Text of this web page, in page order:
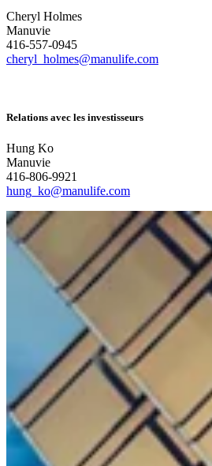
Cheryl Holmes
Manuvie
416-557-0945
cheryl_holmes@manulife.com
Relations avec les investisseurs
Hung Ko
Manuvie
416-806-9921
hung_ko@manulife.com